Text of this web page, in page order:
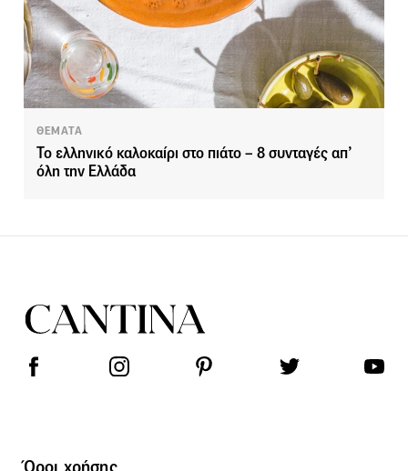
ΘΕΜΑΤΑ
Το ελληνικό καλοκαίρι στο πιάτο – 8 συνταγές απ’
όλη την Ελλάδα
Όροι χρήσης